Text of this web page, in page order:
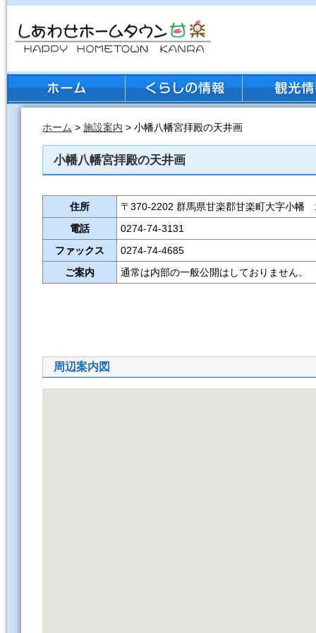
ホーム > 施設案内 > 小幡八幡宮拝殿の天井画
小幡八幡宮拝殿の天井画
住所
〒370-2202 群馬県甘楽郡甘楽町大字小幡
電話
0274-74-3131
ファックス
0274-74-4685
ご案内
通常は内部の一般公開はしておりません。
周辺案内図